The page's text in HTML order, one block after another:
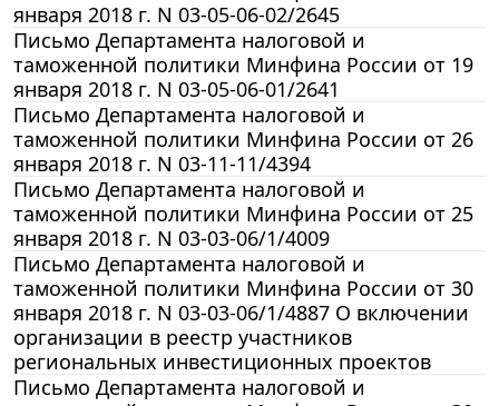
января 2018 г. N 03-05-06-02/2645
Письмо Департамента налоговой и
таможенной политики Минфина России от 19
января 2018 г. N 03-05-06-01/2641
Письмо Департамента налоговой и
таможенной политики Минфина России от 26
января 2018 г. N 03-11-11/4394
Письмо Департамента налоговой и
таможенной политики Минфина России от 25
января 2018 г. N 03-03-06/1/4009
Письмо Департамента налоговой и
таможенной политики Минфина России от 30
января 2018 г. N 03-03-06/1/4887 О включении
организации в реестр участников
региональных инвестиционных проектов
Письмо Департамента налоговой и